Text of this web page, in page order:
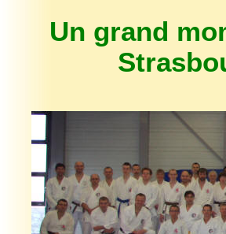
Un grand